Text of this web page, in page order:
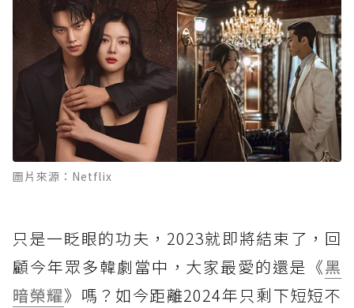
圖片來源：Netflix
只是一眨眼的功夫，2023就即將結束了，回
顧今年眾多韓劇當中，大家最愛的還是《黑
暗榮耀》嗎？如今距離2024年只剩下短短不